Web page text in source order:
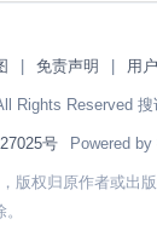
免责声明 用
Rights Reserved 搜
号 Powered by
版权归原作者或出